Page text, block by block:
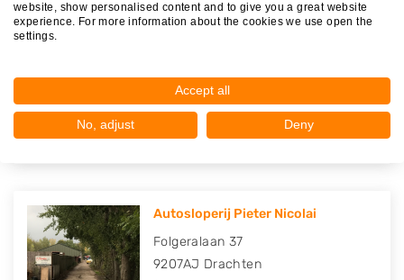
Autodemontagebedrijf
9294KV Oudwoude
Autosloperij Pieter Nicolai
Folgeralaan 37
9207AJ Drachten
website, show personalised content and to give you a great website
experience. For more information about the cookies we use open the
settings.
Accept all
No, adjust Deny